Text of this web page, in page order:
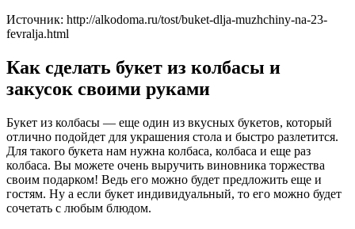
Источник: http://alkodoma.ru/tost/buket-dlja-muzhchiny-na-23-
fevralja.html
Как сделать букет из колбасы и
закусок своими руками
Букет из колбасы — еще один из вкусных букетов, который
отлично подойдет для украшения стола и быстро разлетится.
Для такого букета нам нужна колбаса, колбаса и еще раз
колбаса. Вы можете очень выручить виновника торжества
своим подарком! Ведь его можно будет предложить еще и
гостям. Ну а если букет индивидуальный, то его можно будет
сочетать с любым блюдом.